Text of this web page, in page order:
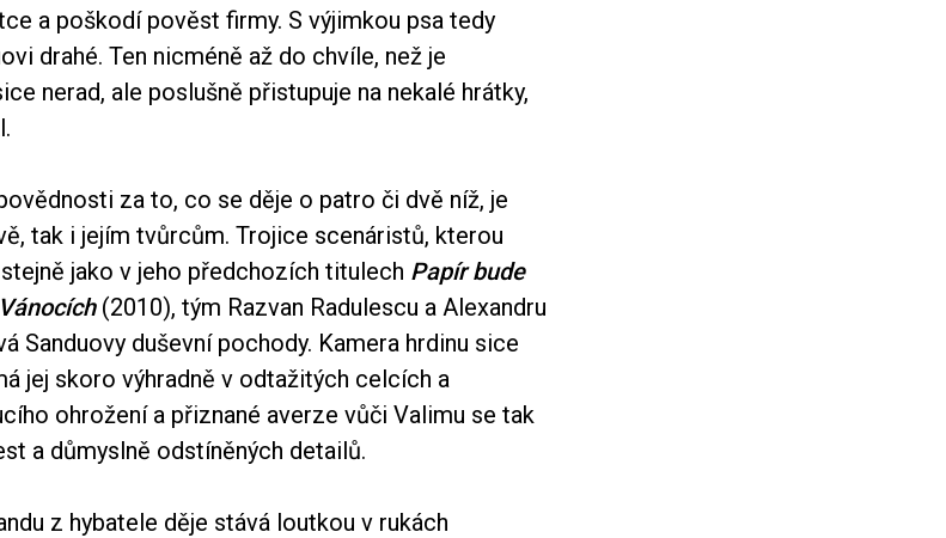
a poškodí pověst firmy. S výjimkou psa tedy
drahé. Ten nicméně až do chvíle, než je
nerad, ale poslušně přistupuje na nekalé hrátky,
za to, co se děje o patro či dvě níž, je
tak i jejím tvůrcům. Trojice scenáristů, kterou
jako v jeho předchozích titulech Papír bude
(2010), tým Razvan Radulescu a Alexandru
Sanduovy duševní pochody. Kamera hrdinu sice
jej skoro výhradně v odtažitých celcích a
ohrožení a přiznané averze vůči Valimu se tak
a důmyslně odstíněných detailů.
z hybatele děje stává loutkou v rukách